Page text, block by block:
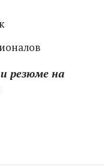
резюме на